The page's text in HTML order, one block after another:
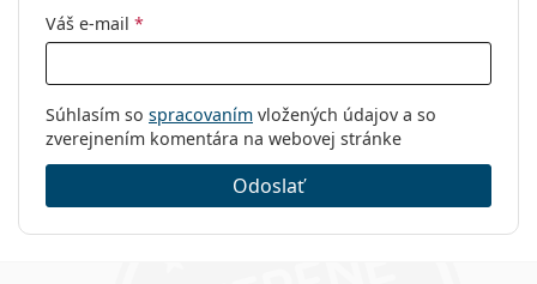
Váš e-mail *
Súhlasím so spracovaním vložených údajov a so
zverejnením komentára na webovej stránke
Odoslať